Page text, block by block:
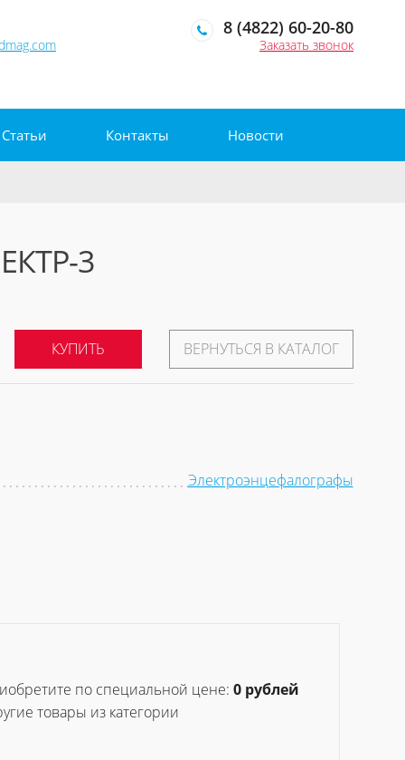
8 (4822) 60-20-80
Заказать звонок
Статьи Контакты Новости
3
КУПИТЬ ВЕРНУТЬСЯ В КАТАЛОГ
Электроэнцефалографы
по специальной цене: 0 рублей
товары из категории